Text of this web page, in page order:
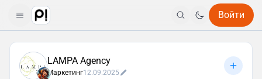
Войти
LAMPA Agency
Маркетинг12.09.2025